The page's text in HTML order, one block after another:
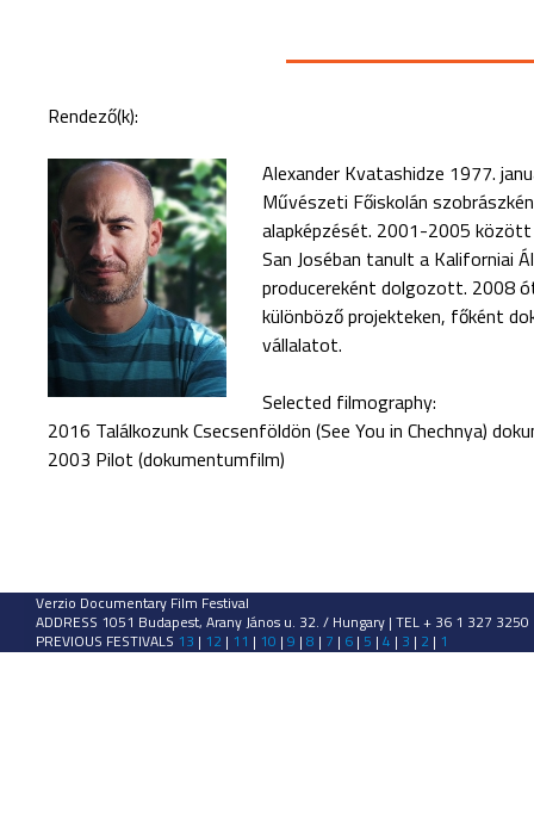
Rendező(k):
Alexander Kvatashidze 1977.
Művészeti Főiskolán
alapképzését. 2001-2005
San Joséban tanult a Kaliforniai
producereként dolgozott. 2008
különböző projekteken, főként
vállalatot.
Selected filmography:
2016 Találkozunk Csecsenföldön (See You in Chechnya)
2003 Pilot (dokumentumfilm)
Verzio Documentary Film Festival
ADDRESS 1051 Budapest, Arany János u. 32. / Hungary | TEL + 36 1 327
PREVIOUS FESTIVALS 13 | 12 | 11 | 10 | 9 | 8 | 7 | 6 | 5 | 4 | 3 | 2 | 1